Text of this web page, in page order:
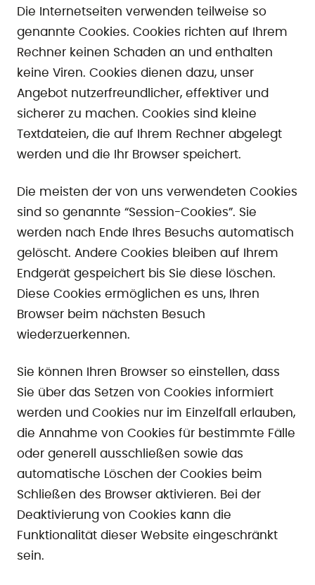
Die Internetseiten verwenden teilweise so
genannte Cookies. Cookies richten auf Ihrem
Rechner keinen Schaden an und enthalten
keine Viren. Cookies dienen dazu, unser
Angebot nutzerfreundlicher, effektiver und
sicherer zu machen. Cookies sind kleine
Textdateien, die auf Ihrem Rechner abgelegt
werden und die Ihr Browser speichert.
Die meisten der von uns verwendeten Cookies
sind so genannte “Session-Cookies”. Sie
werden nach Ende Ihres Besuchs automatisch
gelöscht. Andere Cookies bleiben auf Ihrem
Endgerät gespeichert bis Sie diese löschen.
Diese Cookies ermöglichen es uns, Ihren
Browser beim nächsten Besuch
wiederzuerkennen.
Sie können Ihren Browser so einstellen, dass
Sie über das Setzen von Cookies informiert
werden und Cookies nur im Einzelfall erlauben,
die Annahme von Cookies für bestimmte Fälle
oder generell ausschließen sowie das
automatische Löschen der Cookies beim
Schließen des Browser aktivieren. Bei der
Deaktivierung von Cookies kann die
Funktionalität dieser Website eingeschränkt
sein.